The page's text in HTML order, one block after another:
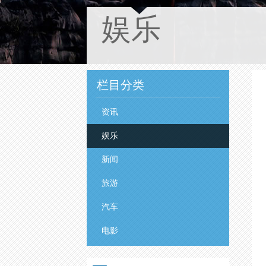
娱乐
栏目分类
资讯
娱乐
新闻
旅游
汽车
电影